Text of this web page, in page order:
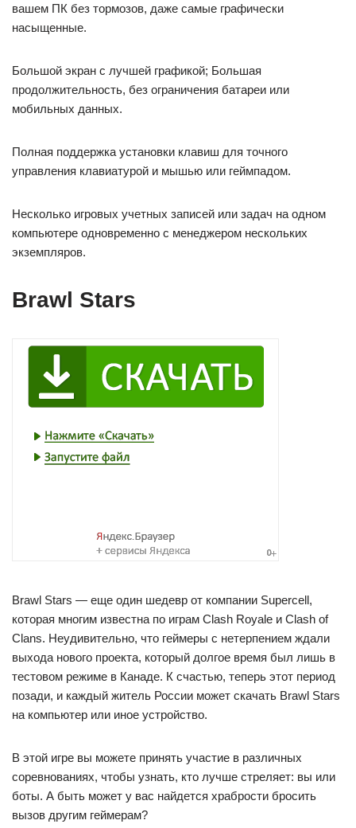
вашем ПК без тормозов, даже самые графически
насыщенные.
Большой экран с лучшей графикой; Большая
продолжительность, без ограничения батареи или
мобильных данных.
Полная поддержка установки клавиш для точного
управления клавиатурой и мышью или геймпадом.
Несколько игровых учетных записей или задач на одном
компьютере одновременно с менеджером нескольких
экземпляров.
Brawl Stars
Brawl Stars — еще один шедевр от компании Supercell,
которая многим известна по играм Clash Royale и Clash of
Clans. Неудивительно, что геймеры с нетерпением ждали
выхода нового проекта, который долгое время был лишь в
тестовом режиме в Канаде. К счастью, теперь этот период
позади, и каждый житель России может скачать Brawl Stars
на компьютер или иное устройство.
В этой игре вы можете принять участие в различных
соревнованиях, чтобы узнать, кто лучше стреляет: вы или
боты. А быть может у вас найдется храбрости бросить
вызов другим геймерам?